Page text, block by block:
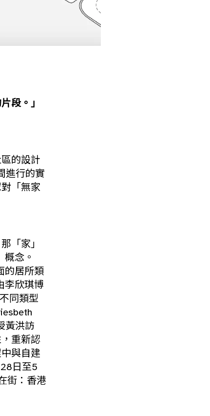
段。」
的設計
進行的實
「無家
「家」
念。
的居所類
李欣琪博
同類型
黃洪訪
重新認
與自建
日至5
街：香港